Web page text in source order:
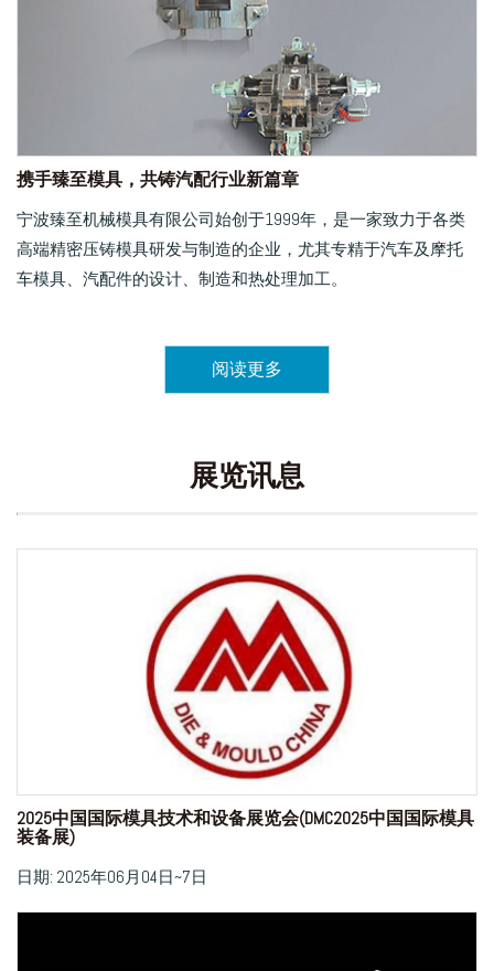
携手臻至模具，共铸汽配行业新篇章
宁波臻至机械模具有限公司始创于1999年，是一家致力于各类
高端精密压铸模具研发与制造的企业，尤其专精于汽车及摩托
车模具、汽配件的设计、制造和热处理加工。
阅读更多
展览讯息
2025中国国际模具技术和设备展览会(DMC2025中国国际模具
装备展)
日期: 2025年06月04日~7日